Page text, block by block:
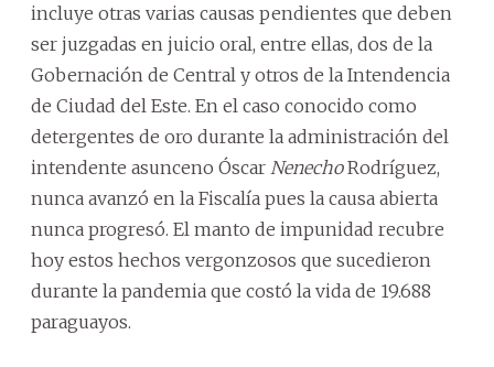
incluye otras varias causas pendientes que deben
ser juzgadas en juicio oral, entre ellas, dos de la
Gobernación de Central y otros de la Intendencia
de Ciudad del Este. En el caso conocido como
detergentes de oro durante la administración del
intendente asunceno Óscar NenechoRodríguez,
nunca avanzó en la Fiscalía pues la causa abierta
nunca progresó. El manto de impunidad recubre
hoy estos hechos vergonzosos que sucedieron
durante la pandemia que costó la vida de 19.688
paraguayos.